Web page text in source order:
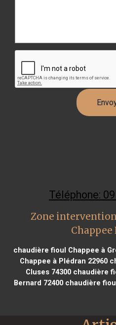
Téléphone:
Zone
Chappee
chaudière fioul Chappee à
Chappee à Plédran 22960
Cluses 74300chaudière
Bernard 72400 chaudière